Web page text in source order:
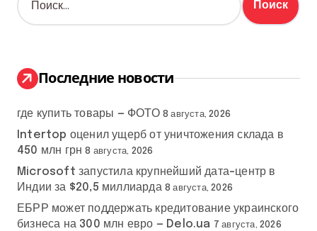
а
:
Последние новости
где купить товары — ФОТО 8 августа, 2026
Intertop оценил ущерб от уничтожения склада в
450 млн грн 8 августа, 2026
Microsoft запустила крупнейший дата-центр в
Индии за $20,5 миллиарда 8 августа, 2026
ЕБРР может поддержать кредитование украинского
бизнеса на 300 млн евро — Delo.ua 7 августа, 2026